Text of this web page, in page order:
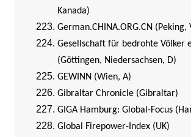
Kanada)
German.CHINA.ORG.CN (Peking,
Gesellschaft für bedrohte Völker
(Göttingen, Niedersachsen, D)
GEWINN (Wien, A)
Gibraltar Chronicle (Gibraltar)
GIGA Hamburg: Global-Focus
Global Firepower-Index (UK)